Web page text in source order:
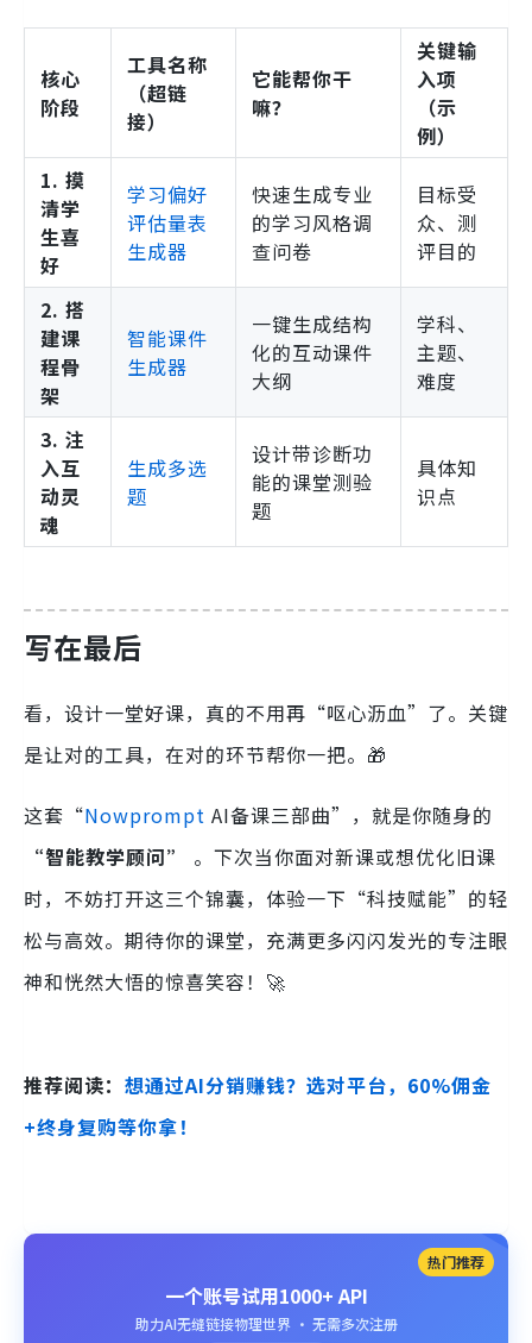
核心
阶段
工具名称
（超链
接）
它能帮你干
嘛？
关键输
入项
（示
例）
1. 摸
清学
生喜
好
学习偏好
评估量表
生成器
快速生成专业
的学习风格调
查问卷
目标受
众、测
评目的
2. 搭
建课
程骨
架
智能课件
生成器
一键生成结构
化的互动课件
大纲
学科、
主题、
难度
3. 注
入互
动灵
魂
生成多选
题
设计带诊断功
能的课堂测验
题
具体知
识点
写在最后
看，设计一堂好课，真的不用再“呕心沥血”了。关键
是让对的工具，在对的环节帮你一把。🎁
这套“Nowprompt AI备课三部曲”，就是你随身的
“智能教学顾问”
。下次当你面对新课或想优化旧课
时，不妨打开这三个锦囊，体验一下“科技赋能”的轻
松与高效。期待你的课堂，充满更多闪闪发光的专注眼
神和恍然大悟的惊喜笑容！🚀
推荐阅读： 想通过AI分销赚钱？选对平台，60%佣金
+终身复购等你拿！
热门推荐
一个账号试用1000+ API
助力AI无缝链接物理世界 · 无需多次注册